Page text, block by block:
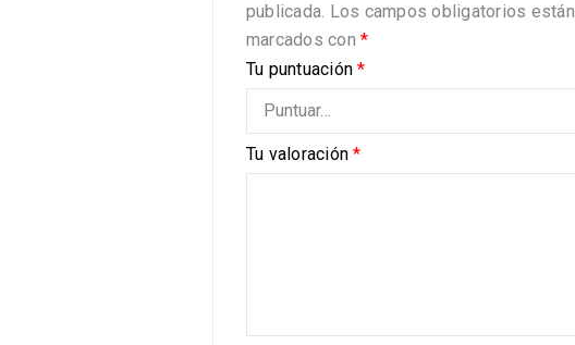
publicada. Los campos obligatorios están
marcados con*
Tu puntuación*
Tu valoración*